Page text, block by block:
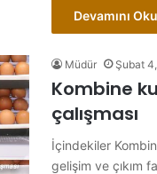
Devamını
Müdür Şubat
Kombine
çalışması
İçindekiler
gelişim ve çıkım